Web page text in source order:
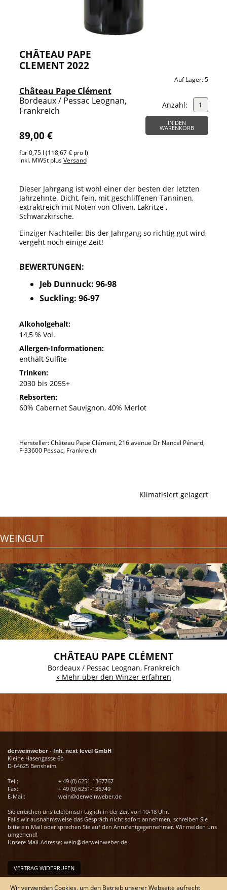
CHÂTEAU PAPE
CLEMENT 2022
Château Pape Clément
Bordeaux / Pessac Leognan,
Frankreich
89,00 €
für 0,75 l (118,67 € pro l)
inkl. MWSt plusVersand
Auf Lager:5
Anzahl:
IN DEN
WARENKORB
Dieser Jahrgang ist wohl einer der besten der letzten
Jahrzehnte. Dicht, fein, mit geschliffenen Tanninen,
extraktreich mit Noten von Oliven, Lakritze ,
Schwarzkirsche.
Einziger Nachteile: Bis der Jahrgang so richtig gut wird,
vergeht noch einige Zeit!
BEWERTUNGEN:
Jeb Dunnuck: 96-98
Suckling: 96-97
Alkoholgehalt:
14,5 % Vol.
Allergen-Informationen:
enthält Sulfite
Trinken:
2030 bis 2055+
Rebsorten:
60% Cabernet Sauvignon, 40% Merlot
Hersteller: Château Pape Clément, 216 avenue Dr Nancel Pénard,
F-33600 Pessac, Frankreich
Klimatisiert gelagert
WEINGUT
CHÂTEAU PAPE CLÉMENT
Bordeaux / Pessac Leognan, Frankreich
» Mehr über den Winzer erfahren
derweinweber - Inh. next level GmbH
Kleine Hasengasse 6b
D-64625 Bensheim
Tel.:
+ 49 (0) 6251-1367767
Fax:
+ 49 (0) 6251-136749
E-Mail:
wein@derweinweber.de
Sie erreichen uns telefonisch täglich in der Zeit von 10-18 Uhr.
Falls wir ausnahmsweise das Gespräch nicht sofort annehmen, schreiben Sie
bitte ein Mail oder sprechen Sie auf den Anrufentgegennehmer. Wir melden uns
umgehend!
Unsere Mail-Adresse: wein@derweinweber.de
VERTRAG WIDERRUFEN
Unser Service
Wir verwenden Cookies, um den Betrieb unserer Webseite aufrecht